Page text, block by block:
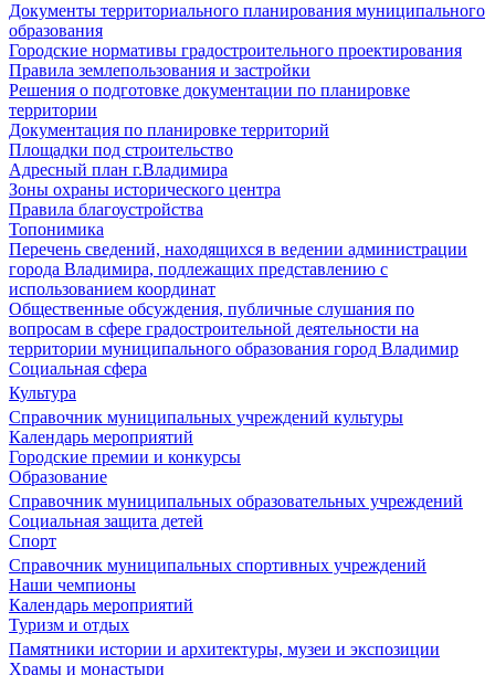
Документы территориального планирования муниципального
образования
Городские нормативы градостроительного проектирования
Правила землепользования и застройки
Решения о подготовке документации по планировке
территории
Документация по планировке территорий
Площадки под строительство
Адресный план г.Владимира
Зоны охраны исторического центра
Правила благоустройства
Топонимика
Перечень сведений, находящихся в ведении администрации
города Владимира, подлежащих представлению с
использованием координат
Общественные обсуждения, публичные слушания по
вопросам в сфере градостроительной деятельности на
территории муниципального образования город Владимир
Социальная сфера
Культура
Справочник муниципальных учреждений культуры
Календарь мероприятий
Городские премии и конкурсы
Образование
Справочник муниципальных образовательных учреждений
Социальная защита детей
Спорт
Справочник муниципальных спортивных учреждений
Наши чемпионы
Календарь мероприятий
Туризм и отдых
Памятники истории и архитектуры, музеи и экспозиции
Храмы и монастыри